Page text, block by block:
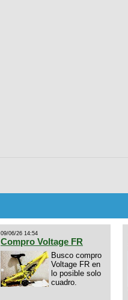
09/06/26 14:54
Compro Voltage FR
Busco compro
Voltage FR en
lo posible solo
cuadro.